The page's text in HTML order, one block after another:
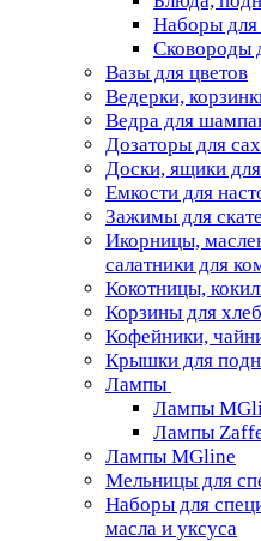
Наборы
Сковороды
Вазы для цветов
Ведерки,
Ведра для
Дозаторы для
Доски, ящики
Емкости для
Зажимы для
Икорницы,
салатники для
Кокотницы,
Корзины для
Кофейники,
Крышки для
Лампы
Лампы
Лампы
Лампы MGline
Мельницы для
Наборы для
масла и уксуса